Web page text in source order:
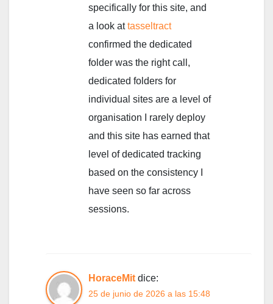
specifically for this site, and
a look attasseltract
confirmed the dedicated
folder was the right call,
dedicated folders for
individual sites are a level of
organisation I rarely deploy
and this site has earned that
level of dedicated tracking
based on the consistency I
have seen so far across
sessions.
HoraceMit dice:
25 de junio de 2026 a las 15:48